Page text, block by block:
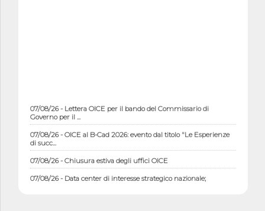
07/08/26 - Lettera OICE per il bando del Commissario di
Governo per il ...
07/08/26 - OICE al B-Cad 2026: evento dal titolo "Le Esperienze
di succ...
07/08/26 - Chiusura estiva degli uffici OICE
07/08/26 - Data center di interesse strategico nazionale;
interventi pe...